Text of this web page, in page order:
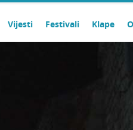
Vijesti Festivali Klape